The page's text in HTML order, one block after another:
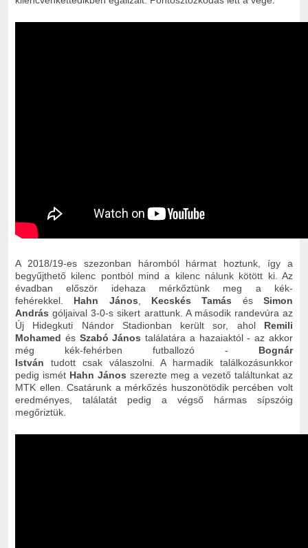
A 2018/19-es szezonban háromból hármat hoztunk, így a
begyűjthető kilenc pontból mind a kilenc nálunk kötött ki. Az
évadban először idehaza mérkőztünk meg a kék-
fehérekkel. Hahn János, Kecskés Tamás ésSimon
András góljaival 3-0-s sikert arattunk. A második randevúra az
Új Hidegkuti Nándor Stadionban került sor, ahol Remili
Mohamed és Szabó János találatára a hazaiaktól - az akkor
még kék-fehérben futballozó - Bognár
István tudott csak válaszolni. A harmadik találkozásunkkor
pedig ismét Hahn János szerezte meg a vezető találtunkat az
MTK ellen. Csatárunk a mérkőzés huszonötödik percében volt
eredményes, találatát pedig a végső hármas sípszóig
megőriztük.